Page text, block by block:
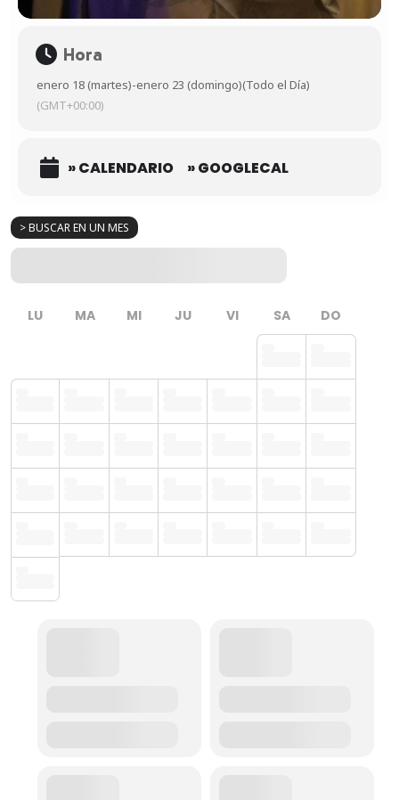
> BUSCAR EN UN MES
LU MA MI JU VI SA DO
Hora
enero 18 (martes)-enero 23 (domingo)(Todo el Día)
(GMT+00:00)
» CALENDARIO » GOOGLECAL